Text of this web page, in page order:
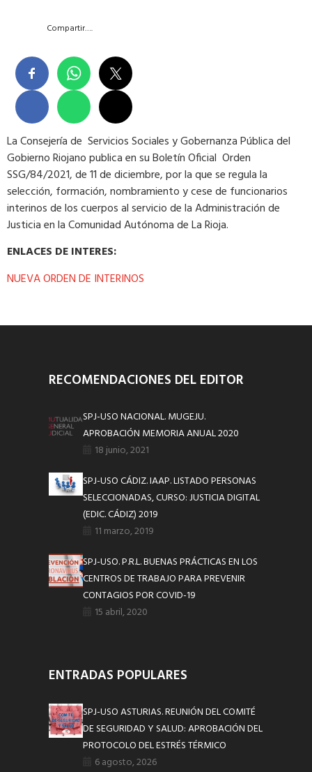
Compartir….
La Consejería de Servicios Sociales y Gobernanza Pública del
Gobierno Riojano publica en su Boletín Oficial Orden
SSG/84/2021, de 11 de diciembre, por la que se regula la
selección, formación, nombramiento y cese de funcionarios
interinos de los cuerpos al servicio de la Administración de
Justicia en la Comunidad Autónoma de La Rioja.
ENLACES DE INTERES:
NUEVA ORDEN DE INTERINOS
RECOMENDACIONES DEL EDITOR
SPJ-USO NACIONAL. MUGEJU.
APROBACIÓN MEMORIA ANUAL 2020
18 junio, 2021
SPJ-USO CÁDIZ. IAAP. LISTADO PERSONAS
SELECCIONADAS, CURSO: JUSTICIA DIGITAL
(EDIC. CÁDIZ) 2019
11 marzo, 2019
SPJ-USO. P.R.L. BUENAS PRÁCTICAS EN LOS
CENTROS DE TRABAJO PARA PREVENIR
CONTAGIOS POR COVID-19
15 abril, 2020
ENTRADAS POPULARES
SPJ-USO ASTURIAS. REUNIÓN DEL COMITÉ
DE SEGURIDAD Y SALUD: APROBACIÓN DEL
PROTOCOLO DEL ESTRÉS TÉRMICO
6 agosto, 2026